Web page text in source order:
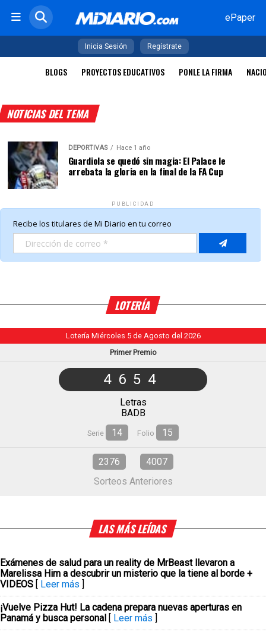
ePaper
Inicia Sesión Regístrate
BLOGS PROYECTOS EDUCATIVOS PONLE LA FIRMA
NOTICIAS DEL TEMA
DEPORTIVAS Hace 1 año
Guardiola se quedó sin magia: El Palace le
arrebata la gloria en la final de la FA Cup
PUBLICIDAD
LOTERÍA
Lotería Miércoles 5 de Agosto del 2026
Primer Premio
4654
Letras
BADB
Serie 14 Folio 15
2376
4007
Sorteos Anteriores
LAS MÁS LEÍDAS
Exámenes de salud para un reality de MrBeast llevaron a
Marelissa Him a descubrir un misterio que la tiene al borde +
VIDEOS [ Leer más ]
¡Vuelve Pizza Hut! La cadena prepara nuevas aperturas en
Panamá y busca personal [ Leer más ]